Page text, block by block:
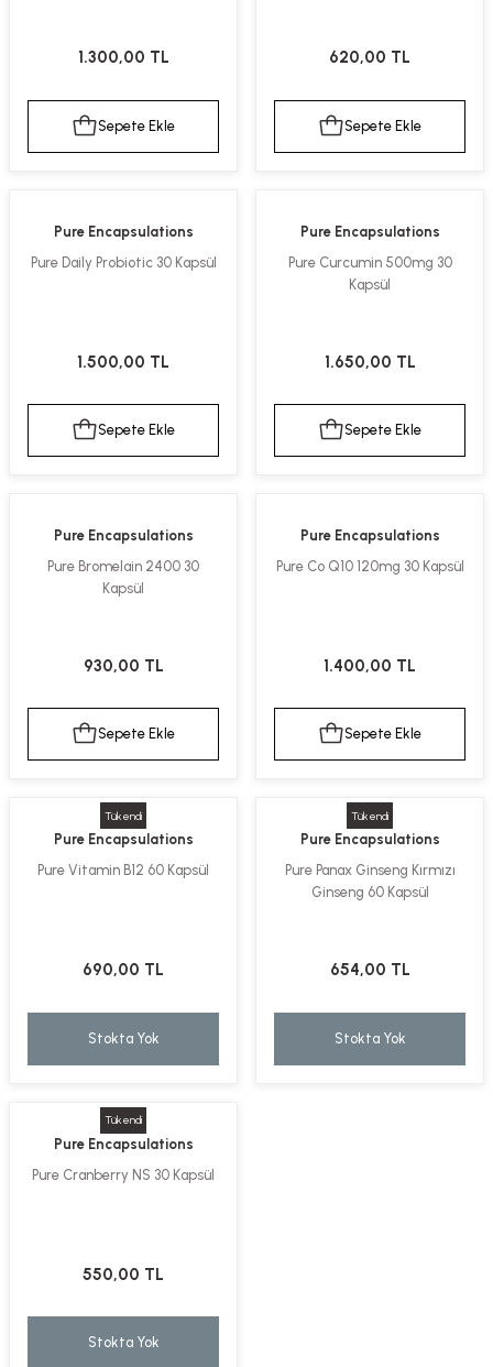
1.300,00 TL
Sepete Ekle
620,00 TL
Sepete Ekle
Pure Encapsulations
Pure Daily Probiotic 30 Kapsül
1.500,00 TL
Sepete Ekle
Pure Encapsulations
Pure Curcumin 500mg 30
Kapsül
1.650,00 TL
Sepete Ekle
Pure Encapsulations
Pure Bromelain 2400 30
Kapsül
930,00 TL
Sepete Ekle
Pure Encapsulations
Pure Co Q10 120mg 30 Kapsül
1.400,00 TL
Sepete Ekle
Tükendi
Pure Encapsulations
Pure Vitamin B12 60 Kapsül
690,00 TL
Stokta Yok
Tükendi
Pure Encapsulations
Pure Panax Ginseng Kırmızı
Ginseng 60 Kapsül
654,00 TL
Stokta Yok
Tükendi
Pure Encapsulations
Pure Cranberry NS 30 Kapsül
550,00 TL
Stokta Yok